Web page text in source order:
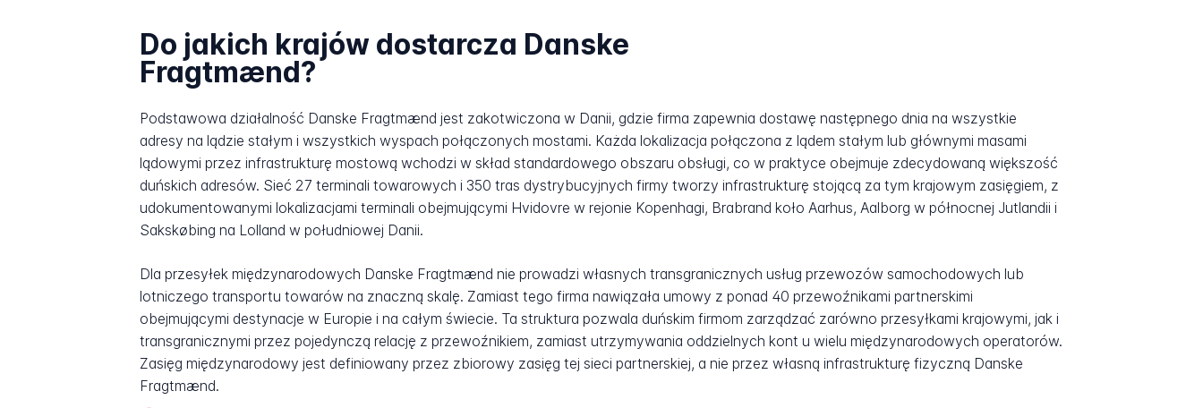
Do jakich krajów dostarcza Danske
Fragtmænd?
Podstawowa działalność Danske Fragtmænd jest zakotwiczona w Danii, gdzie firma zapewnia dostawę następnego dnia na wszystkie
adresy na lądzie stałym i wszystkich wyspach połączonych mostami. Każda lokalizacja połączona z lądem stałym lub głównymi masami
lądowymi przez infrastrukturę mostową wchodzi w skład standardowego obszaru obsługi, co w praktyce obejmuje zdecydowaną większość
duńskich adresów. Sieć 27 terminali towarowych i 350 tras dystrybucyjnych firmy tworzy infrastrukturę stojącą za tym krajowym zasięgiem, z
udokumentowanymi lokalizacjami terminali obejmującymi Hvidovre w rejonie Kopenhagi, Brabrand koło Aarhus, Aalborg w północnej Jutlandii i
Sakskøbing na Lolland w południowej Danii.
Dla przesyłek międzynarodowych Danske Fragtmænd nie prowadzi własnych transgranicznych usług przewozów samochodowych lub
lotniczego transportu towarów na znaczną skalę. Zamiast tego firma nawiązała umowy z ponad 40 przewoźnikami partnerskimi
obejmującymi destynacje w Europie i na całym świecie. Ta struktura pozwala duńskim firmom zarządzać zarówno przesyłkami krajowymi, jak i
transgranicznymi przez pojedynczą relację z przewoźnikiem, zamiast utrzymywania oddzielnych kont u wielu międzynarodowych operatorów.
Zasięg międzynarodowy jest definiowany przez zbiorowy zasięg tej sieci partnerskiej, a nie przez własną infrastrukturę fizyczną Danske
Fragtmænd.